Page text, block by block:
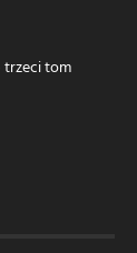
trzeci tom